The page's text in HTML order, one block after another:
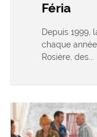
Féria
Depuis 1999,
chaque
Rosière, des...